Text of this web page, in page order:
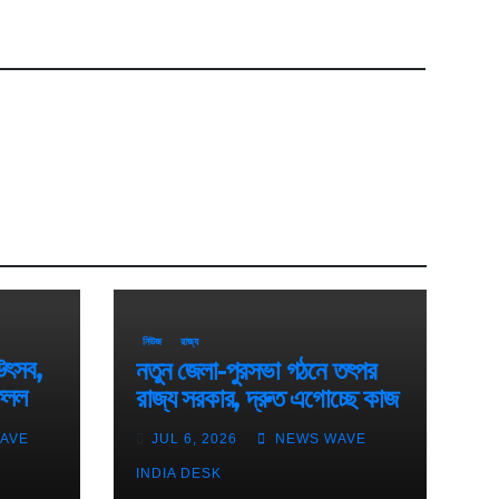
নিউজ রাজ্য
নতুন জেলা-পুরসভা গঠনে তৎপর
রাজ্য সরকার, দ্রুত এগোচ্ছে কাজ
JUL 6, 2026 NEWS WAVE
INDIA DESK